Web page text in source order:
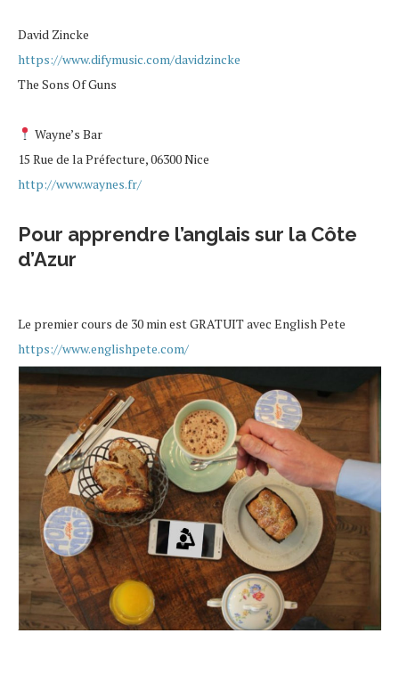
David Zincke
https://www.difymusic.com/davidzincke
The Sons Of Guns
Wayne’s Bar
15 Rue de la Préfecture, 06300 Nice
http://www.waynes.fr/
Pour apprendre l’anglais sur la Côte
d’Azur
Le premier cours de 30 min est GRATUIT avec English Pete
https://www.englishpete.com/